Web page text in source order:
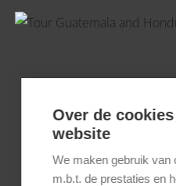
RONDREIS
HONDURAS
Over de
website
We maken gebruik van
m.b.t. de prestaties en